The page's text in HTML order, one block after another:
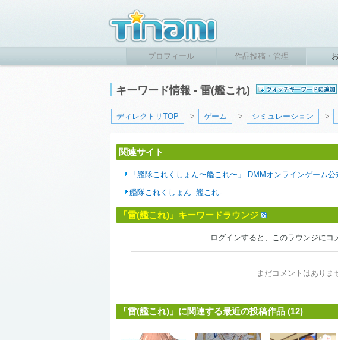
プロフィール 作品投稿・管理
キーワード情報 - 雷(艦これ)
ディレクトリTOP > ゲーム > シミュレーション >
関連サイト
「艦隊これくしょん〜艦これ〜」 DMMオンラインゲーム公
艦隊これくしょん -艦これ-
「雷(艦これ)」キーワードラウンジ
ログインすると、このラウンジにコ
まだコメントはありま
「雷(艦これ)」に関連する最近の投稿作品 (12)